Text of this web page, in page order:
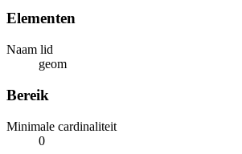
Elementen
Naam lid
geom
Bereik
Minimale cardinaliteit
0